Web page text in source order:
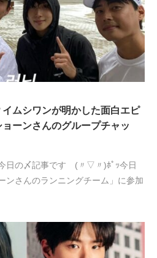
ムシワンが明かした面白エピ
ーンさんのグループチャッ
の〆記事です (〃▽〃)ﾎﾟｯ今日
ンさんのランニングチーム」に参加